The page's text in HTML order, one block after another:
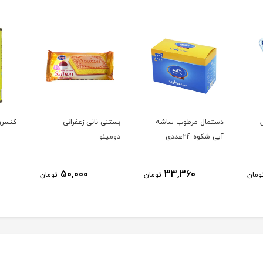
دستمال مرطوب ساشه
آیی شکوه 24عددی
33,360 تومان
بستنی نانی زعفرانی
دومینو
50,000 تومان